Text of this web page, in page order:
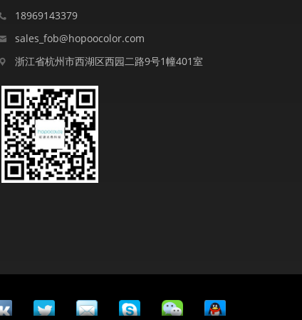
18969143379
sales_fob@hopoocolor.com
浙江省杭州市西湖区西园二路9号1幢401室